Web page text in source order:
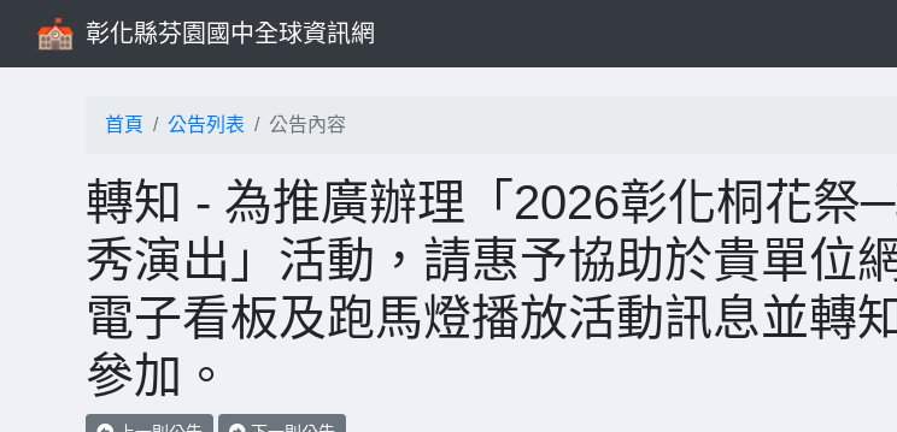
彰化縣芬園國中全球資訊網
首頁 公告列表 公告內容
轉知 - 為推廣辦理「2026彰化桐花祭
秀演出」活動，請惠予協助於貴單位
電子看板及跑馬燈播放活動訊息並轉
參加。